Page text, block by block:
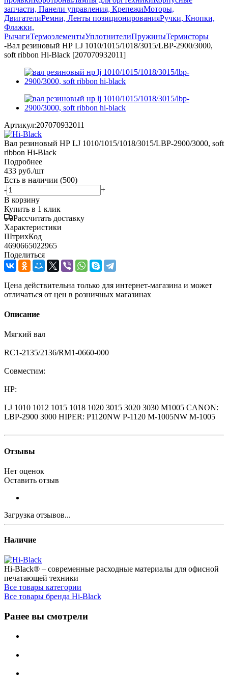
запчасти, Панели управления, КрепежиМоторы,
ДвигателиРемни, Ленты позиционированияРучки, Кнопки,
Флажки,
РычагиТермоэлементыУплотнителиПружиныТермисторы
-Вал резиновый НР LJ 1010/1015/1018/3015/LBP-2900/3000,
soft ribbon Hi-Black [207070932011]
Артикул:207070932011
Вал резиновый НР LJ 1010/1015/1018/3015/LBP-2900/3000, soft
ribbon Hi-Black
Подробнее
433 руб./шт
Есть в наличии (500)
-
+
В корзину
Купить в 1 клик
Рассчитать доставку
Характеристики
ШтрихКод
4690665022965
Поделиться
Цена действительна только для интернет-магазина и может
отличаться от цен в розничных магазинах
Описание
Мягкий вал
RC1-2135/2136/RM1-0660-000
Совместим:
HP:
LJ 1010 1012 1015 1018 1020 3015 3020 3030 M1005 CANON:
LBP-2900 3000 HIPER: P1120NW P-1120 M-1005NW M-1005
Отзывы
Нет оценок
Оставить отзыв
Загрузка отзывов...
Наличие
Hi-Black® – современные расходные материалы для офисной
печатающей техники
Все товары категории
Все товары бренда Hi-Black
Ранее вы смотрели